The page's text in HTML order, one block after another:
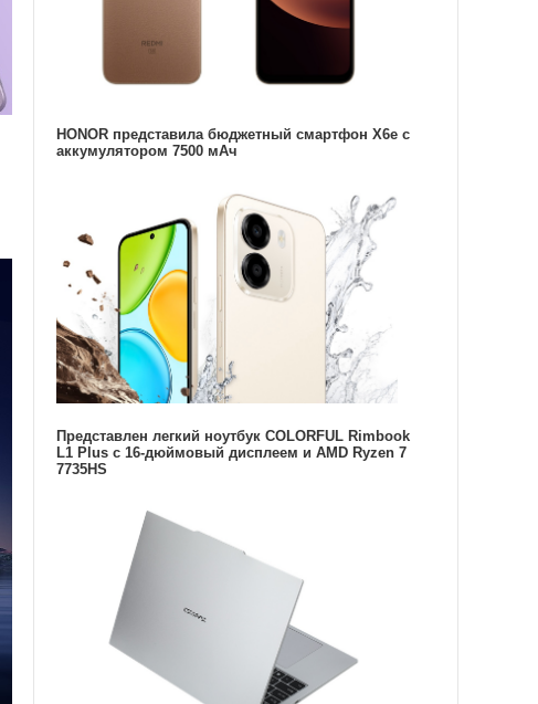
HONOR представила бюджетный смартфон X6e с
аккумулятором 7500 мАч
Представлен легкий ноутбук COLORFUL Rimbook
L1 Plus с 16-дюймовый дисплеем и AMD Ryzen 7
7735HS